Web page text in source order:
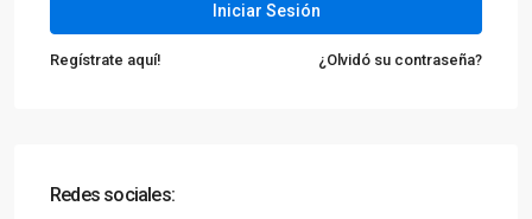
Iniciar Sesión
Regístrate aquí! ¿Olvidó su contraseña?
Redes sociales: